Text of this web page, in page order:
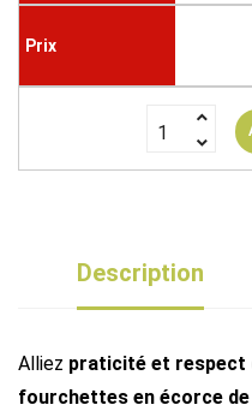
Description
Alliez praticité et respect
fourchettes en écorce de